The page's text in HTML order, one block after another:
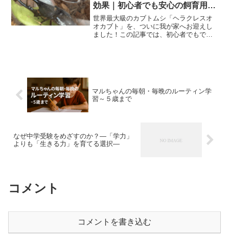
効果｜初心者でも安心の飼育用品
リスト
世界最大級のカブトムシ「ヘラクレスオ
オカブト」を、ついに我が家へお迎えし
ました！この記事では、初心者でもでき
マルちゃんの毎朝・毎晩のルーティン学
習～５歳まで
なぜ中学受験をめざすのか？―「学力」
よりも「生きる力」を育てる選択―
コメント
コメントを書き込む